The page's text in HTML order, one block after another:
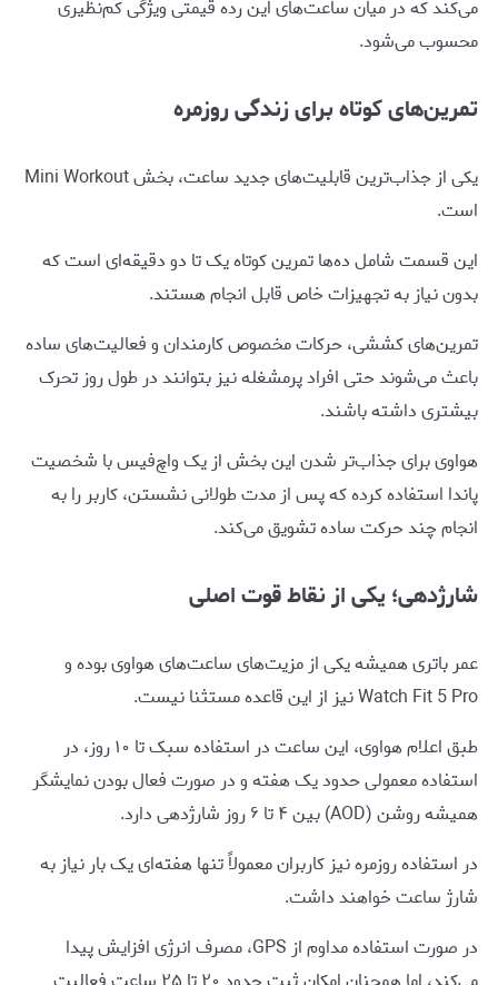
می‌کند که در میان ساعت‌های این رده قیمتی ویژگی کم‌نظیری
محسوب می‌شود.
تمرین‌های کوتاه برای زندگی روزمره
یکی از جذاب‌ترین قابلیت‌های جدید ساعت، بخش Mini Workout
است.
این قسمت شامل ده‌ها تمرین کوتاه یک تا دو دقیقه‌ای است که
بدون نیاز به تجهیزات خاص قابل انجام هستند.
تمرین‌های کششی، حرکات مخصوص کارمندان و فعالیت‌های ساده
باعث می‌شوند حتی افراد پرمشغله نیز بتوانند در طول روز تحرک
بیشتری داشته باشند.
هواوی برای جذاب‌تر شدن این بخش از یک واچ‌فیس با شخصیت
پاندا استفاده کرده که پس از مدت طولانی نشستن، کاربر را به
انجام چند حرکت ساده تشویق می‌کند.
شارژدهی؛ یکی از نقاط قوت اصلی
عمر باتری همیشه یکی از مزیت‌های ساعت‌های هواوی بوده و
Watch Fit 5 Pro نیز از این قاعده مستثنا نیست.
طبق اعلام هواوی، این ساعت در استفاده سبک تا ۱۰ روز، در
استفاده معمولی حدود یک هفته و در صورت فعال بودن نمایشگر
همیشه روشن (AOD) بین ۴ تا ۶ روز شارژدهی دارد.
در استفاده روزمره نیز کاربران معمولاً تنها هفته‌ای یک بار نیاز به
شارژ ساعت خواهند داشت.
در صورت استفاده مداوم از GPS، مصرف انرژی افزایش پیدا